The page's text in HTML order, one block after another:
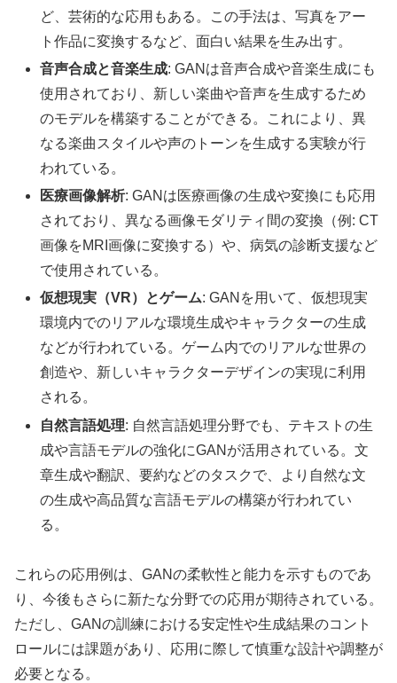
ど、芸術的な応用もある。この手法は、写真をアー
ト作品に変換するなど、面白い結果を生み出す。
音声合成と音楽生成: GANは音声合成や音楽生成にも
使用されており、新しい楽曲や音声を生成するため
のモデルを構築することができる。これにより、異
なる楽曲スタイルや声のトーンを生成する実験が行
われている。
医療画像解析: GANは医療画像の生成や変換にも応用
されており、異なる画像モダリティ間の変換（例: CT
画像をMRI画像に変換する）や、病気の診断支援など
で使用されている。
仮想現実（VR）とゲーム: GANを用いて、仮想現実
環境内でのリアルな環境生成やキャラクターの生成
などが行われている。ゲーム内でのリアルな世界の
創造や、新しいキャラクターデザインの実現に利用
される。
自然言語処理: 自然言語処理分野でも、テキストの生
成や言語モデルの強化にGANが活用されている。文
章生成や翻訳、要約などのタスクで、より自然な文
の生成や高品質な言語モデルの構築が行われてい
る。
これらの応用例は、GANの柔軟性と能力を示すものであ
り、今後もさらに新たな分野での応用が期待されている。
ただし、GANの訓練における安定性や生成結果のコント
ロールには課題があり、応用に際して慎重な設計や調整が
必要となる。